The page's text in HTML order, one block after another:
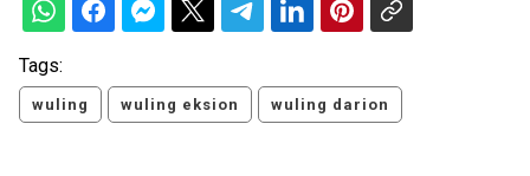
Tags:
wuling wuling eksion wuling darion